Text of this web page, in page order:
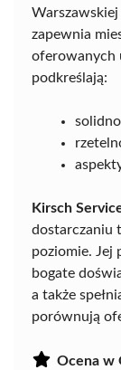
zapewnia
oferowanych
podkreślają:
Kirsch
dostarczaniu
poziomie. Jej
bogate
a także
porównują
Ocena w